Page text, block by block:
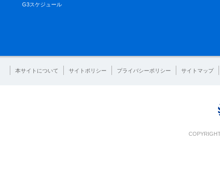
G3スケジュール
本サイトについて サイトポリシー プライバシーポリシー サイトマップ